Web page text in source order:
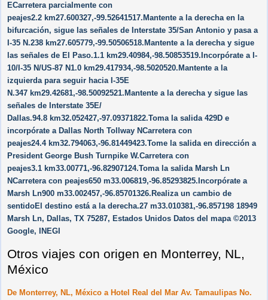
ECarretera parcialmente con
peajes2.2 km27.600327,-99.52641517.Mantente a la derecha en la
bifurcación, sigue las señales de Interstate 35/​San Antonio y pasa a
I-35 N.238 km27.605779,-99.50506518.Mantente a la derecha y sigue
las señales de El Paso.1.1 km29.40984,-98.50853519.Incorpórate a I-
10/​I-35 N/​US-87 N1.0 km29.417934,-98.5020520.Mantente a la
izquierda para seguir hacia I-35E
N.347 km29.42681,-98.50092521.Mantente a la derecha y sigue las
señales de Interstate 35E/​
Dallas.94.8 km32.052427,-97.09371822.Toma la salida 429D e
incorpórate a Dallas North Tollway NCarretera con
peajes24.4 km32.794063,-96.81449423.Tome la salida en dirección a
President George Bush Turnpike W.Carretera con
peajes3.1 km33.00771,-96.82907124.Toma la salida Marsh Ln
NCarretera con peajes650 m33.006819,-96.85293825.Incorpórate a
Marsh Ln900 m33.002457,-96.85701326.Realiza un cambio de
sentidoEl destino está a la derecha.27 m33.010381,-96.857198 18949
Marsh Ln, Dallas, TX 75287, Estados Unidos Datos del mapa ©2013
Google, INEGI
Otros viajes con origen en Monterrey, NL,
México
De Monterrey, NL, México a Hotel Real del Mar Av. Tamaulipas No.